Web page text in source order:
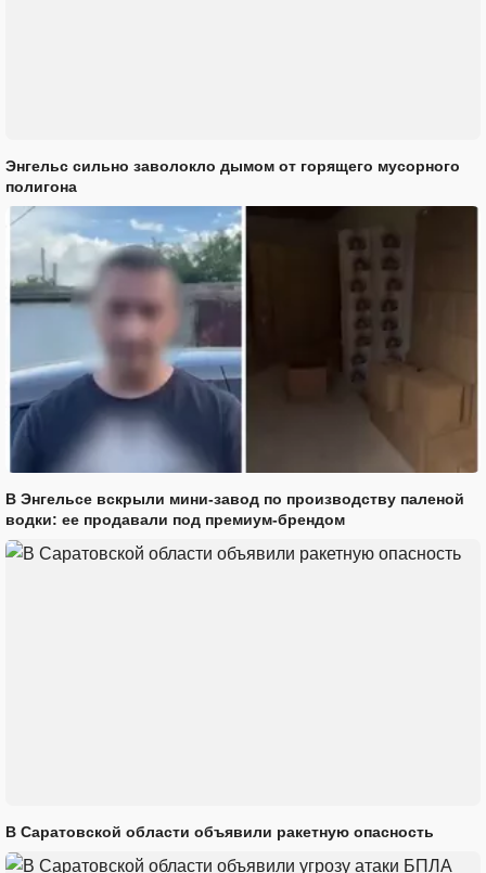
Энгельс сильно заволокло дымом от горящего мусорного
полигона
В Энгельсе вскрыли мини-завод по производству паленой
водки: ее продавали под премиум-брендом
В Саратовской области объявили ракетную опасность